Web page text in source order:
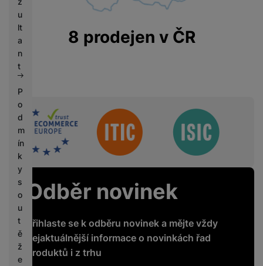
u
lt
a
n
t
P
o
d
m
ín
k
y
s
o
u
t
ě
ž
e
8 prodejen v ČR
Sdružení
Odběr novinek
Přihlaste se k odběru novinek a mějte vždy
nejaktuálnější informace o novinkách řad
produktů i z trhu